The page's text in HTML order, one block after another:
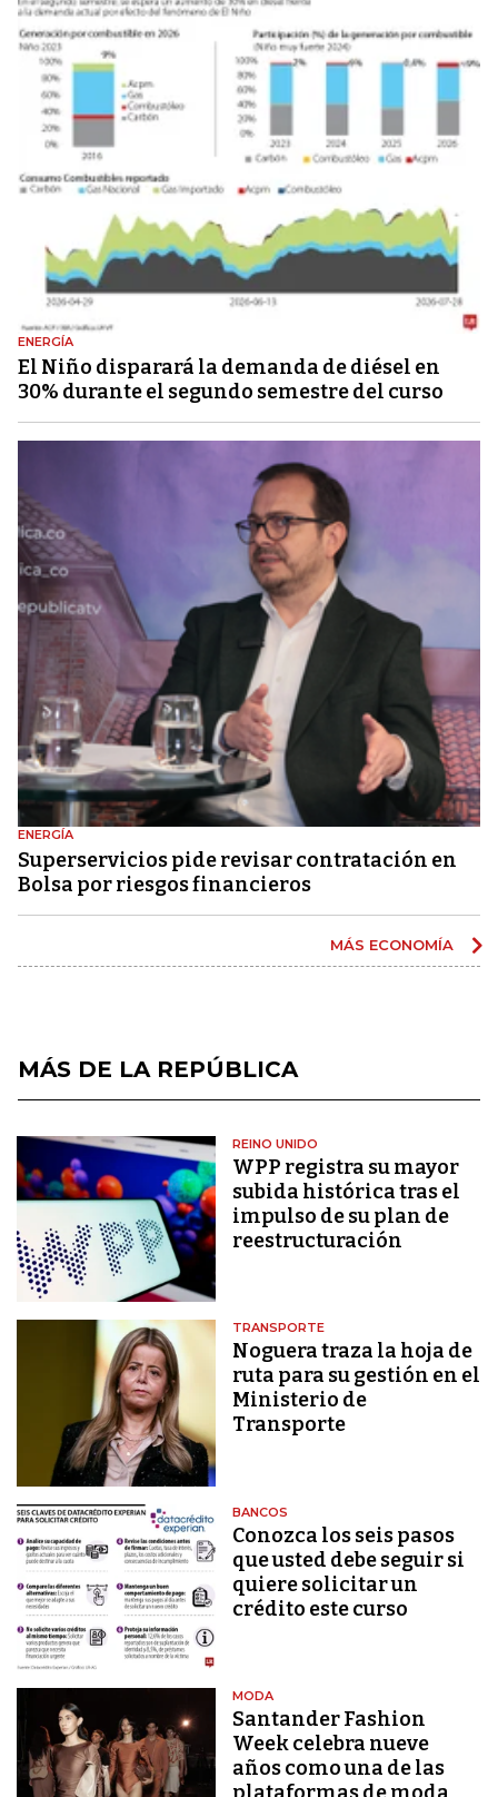
ENERGÍA
El Niño disparará la demanda de diésel en
30% durante el segundo semestre del curso
ENERGÍA
Superservicios pide revisar contratación en
Bolsa por riesgos financieros
MÁS ECONOMÍA
MÁS DE LA REPÚBLICA
REINO UNIDO
WPP registra su mayor
subida histórica tras el
impulso de su plan de
reestructuración
TRANSPORTE
Noguera traza la hoja de
ruta para su gestión en el
Ministerio de
Transporte
BANCOS
Conozca los seis pasos
que usted debe seguir si
quiere solicitar un
crédito este curso
MODA
Santander Fashion
Week celebra nueve
años como una de las